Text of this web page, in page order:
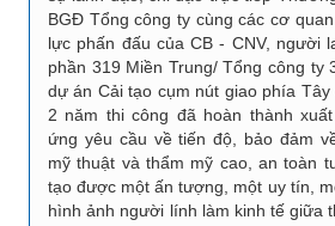
BGĐ Tổng công ty cùng các cơ
lực phấn đấu của CB - CNV, người
phần 319 Miền Trung/ Tổng công ty
dự án Cải tạo cụm nút giao phía Tây
2 năm thi công đã hoàn thành
ứng yêu cầu về tiến độ, bảo đảm
mỹ thuật và thẩm mỹ cao, an toàn
tạo được một ấn tượng, một uy tín,
hình ảnh người lính làm kinh tế giữa